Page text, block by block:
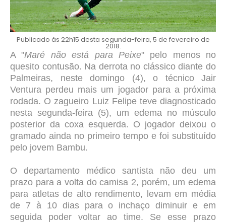
Publicado ás 22h15 desta segunda-feira, 5 de fevereiro de
2018.
A "Maré não está para Peixe" pelo menos no
quesito contusão. Na derrota no clássico diante do
Palmeiras, neste domingo (4), o técnico Jair
Ventura perdeu mais um jogador para a próxima
rodada. O zagueiro Luiz Felipe teve diagnosticado
nesta segunda-feira (5), um edema no músculo
posterior da coxa esquerda. O jogador deixou o
gramado ainda no primeiro tempo e foi substituído
pelo jovem Bambu.
O departamento médico santista não deu um
prazo para a volta do camisa 2, porém, um edema
para atletas de alto rendimento, levam em média
de 7 à 10 dias para o inchaço diminuir e em
seguida poder voltar ao time. Se esse prazo